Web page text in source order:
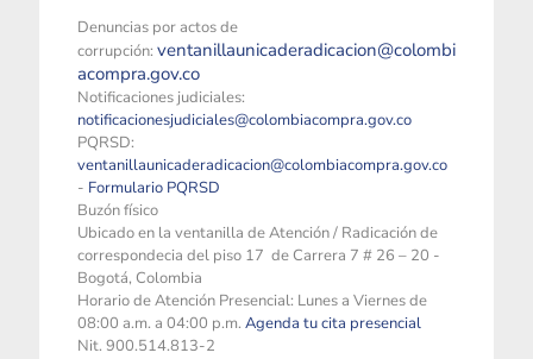
Denuncias por actos de
corrupción: ventanillaunicaderadicacion@colombi
acompra.gov.co
Notificaciones judiciales:
notificacionesjudiciales@colombiacompra.gov.co
PQRSD:
ventanillaunicaderadicacion@colombiacompra.gov.co
- Formulario PQRSD
Buzón físico
Ubicado en la ventanilla de Atención / Radicación de
correspondecia del piso 17 de Carrera 7 # 26 – 20 -
Bogotá, Colombia
Horario de Atención Presencial: Lunes a Viernes de
08:00 a.m. a 04:00 p.m. Agenda tu cita presencial
Nit. 900.514.813-2